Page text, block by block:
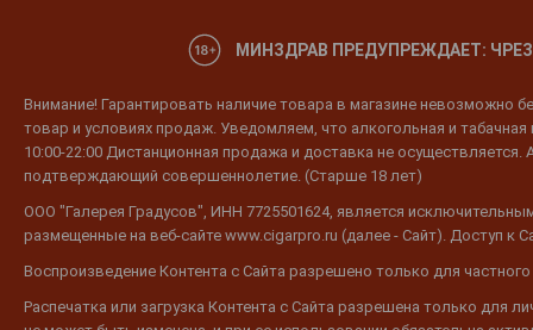
МИНЗДРАВ ПРЕДУПРЕЖДАЕТ:
Внимание! Гарантировать наличие товара в магазине невозможно
товар и условиях продаж. Уведомляем, что алкогольная и
10:00-22:00 Дистанционная продажа и доставка не
подтверждающий совершеннолетие. (Старше 18 лет)
ООО "Галерея Градусов", ИНН 7725501624, является
размещенные на веб-сайте www.cigarpro.ru (далее - Сайт). Доступ к
Воспроизведение Контента с Сайта разрешено только для
Распечатка или загрузка Контента с Сайта разрешена только для